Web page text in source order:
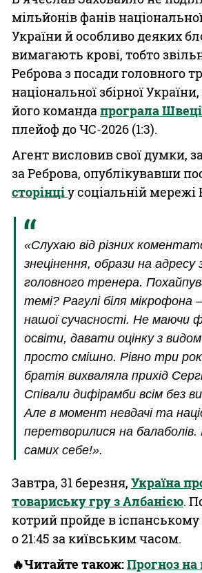
мільйонів фанів
України й особливо деяких
вимагають крові, тобто
Реброва з посади головного
національної збірної
його командапрограла
плейоф до ЧС-2026 (1:3).
Агент висловив свої думки,
за Реброва, опублікувавши
сторінціу соціальній мережі
«Слухаю від різних
знецінення, образи на адресу
головного тренера.
темі? Рагулі біля мікрофона
нашої сучасності. Не маючи
освіти, давати оцінку з
просто смішно. Рівно три
братія вихваляла прихід
Співали дифірамби всім без
Але в момент невдачі та
перетворилися на
самих себе!».
Завтра, 31 березня, Україна
товариську гру з Албанією.
котрий пройде в іспанському
о 21:45 за київським часом.
🔥Читайте також:Прогноз на